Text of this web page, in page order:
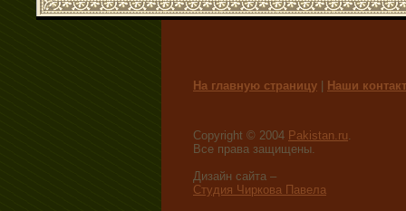
На главную страницу Наши
Copyright © 2004 Pakistan.ru.
Все права защищены.
Дизайн сайта –
Студия Чиркова Павела